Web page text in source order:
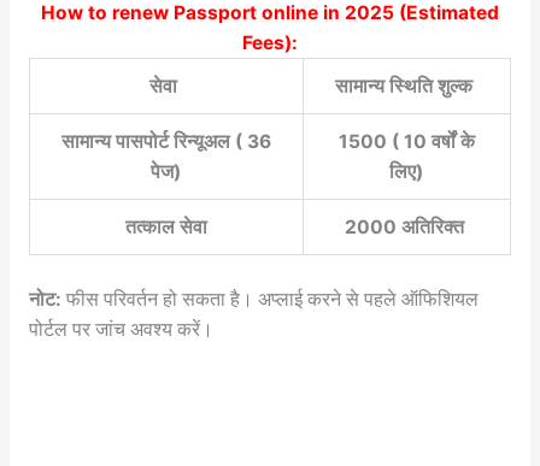
How to renew Passport online in 2025 (Estimated
Fees):
सेवा
सामान्य स्थिति शुल्क
सामान्य पासपोर्ट रिन्यूअल ( 36
पेज)
1500 ( 10 वर्षों के
लिए)
तत्काल सेवा 2000 अतिरिक्त
नोट: फीस परिवर्तन हो सकता है। अप्लाई करने से पहले ऑफिशियल
पोर्टल पर जांच अवश्य करें।